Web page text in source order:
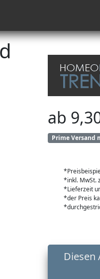
ab
Prime Versand
*inkl. MwSt.
*Lieferzeit
*der Preis